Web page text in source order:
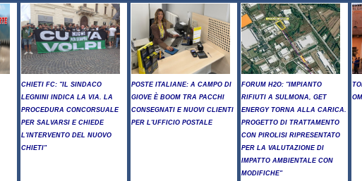
CHIETI FC: "IL SINDACO
LEGNINI INDICA LA VIA. LA
PROCEDURA CONCORSUALE
PER SALVARSI E CHIEDE
L'INTERVENTO DEL NUOVO
CHIETI"
POSTE ITALIANE: A CAMPO DI
GIOVE È BOOM TRA PACCHI
CONSEGNATI E NUOVI CLIENTI
PER L'UFFICIO POSTALE
FORUM H2O: "IMPIANTO
RIFIUTI A SULMONA, GET
ENERGY TORNA ALLA CARICA.
PROGETTO DI TRATTAMENTO
CON PIROLISI RIPRESENTATO
PER LA VALUTAZIONE DI
IMPATTO AMBIENTALE CON
MODIFICHE"